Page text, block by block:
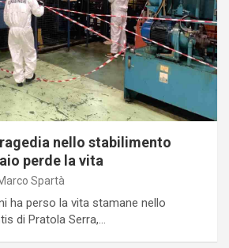
nello stabilimento
perde la vita
Spartà
ha perso la vita stamane nello
di Pratola Serra,…